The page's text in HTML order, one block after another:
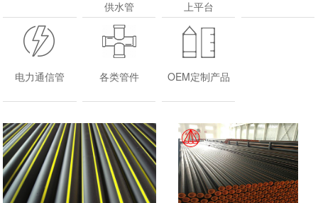
供水管
上平台
电力通信管 各类管件 OEM定制产品